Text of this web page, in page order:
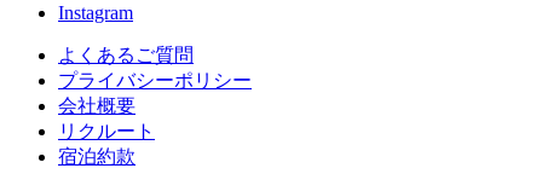
Instagram
よくあるご質問
プライバシーポリシー
会社概要
リクルート
宿泊約款